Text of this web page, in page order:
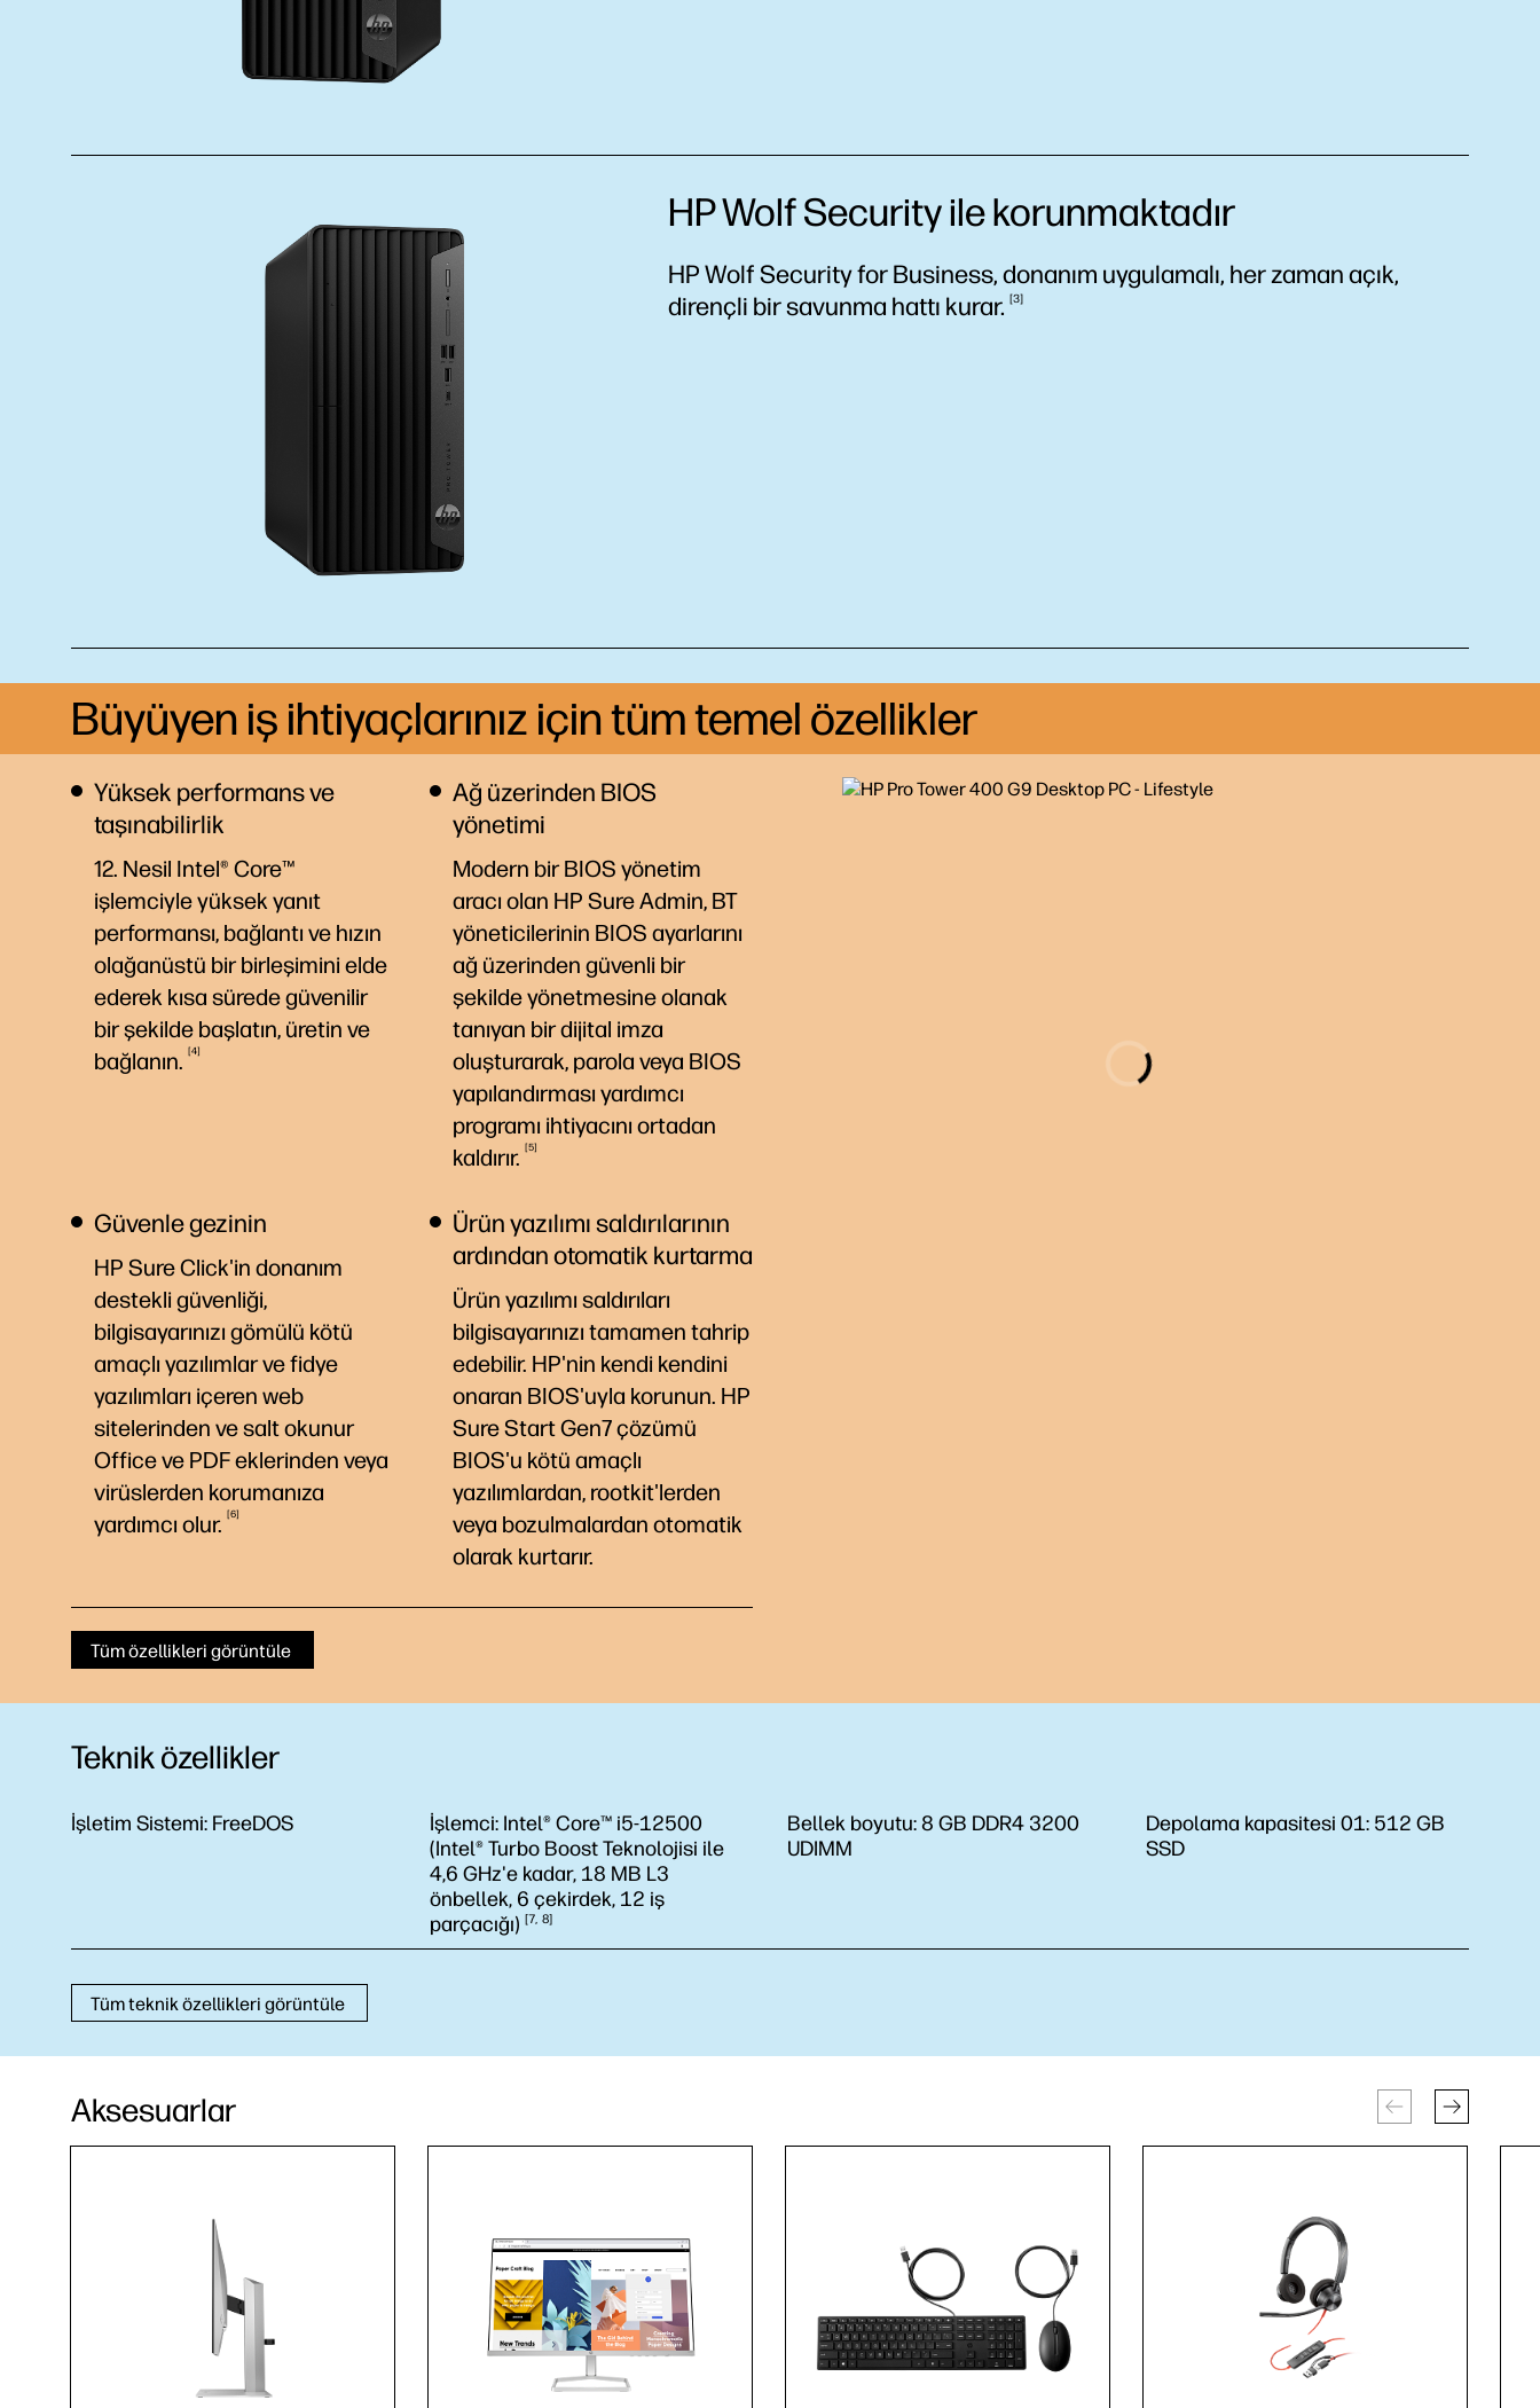
HP Wolf Security ile korunmaktadır
HP Wolf Security for Business, donanım uygulamalı, her zaman açık,
dirençli bir savunma hattı kurar. 3
Büyüyen iş ihtiyaçlarınız için tüm temel özellikler
Yüksek performans ve
taşınabilirlik
12. Nesil Intel® Core™
işlemciyle yüksek yanıt
performansı, bağlantı ve hızın
olağanüstü bir birleşimini elde
ederek kısa sürede güvenilir
bir şekilde başlatın, üretin ve
bağlanın.
4
Ağ üzerinden BIOS
yönetimi
Modern bir BIOS yönetim
aracı olan HP Sure Admin, BT
yöneticilerinin BIOS ayarlarını
ağ üzerinden güvenli bir
şekilde yönetmesine olanak
tanıyan bir dijital imza
oluşturarak, parola veya BIOS
yapılandırması yardımcı
programı ihtiyacını ortadan
kaldırır.
5
Güvenle gezinin
HP Sure Click'in donanım
destekli güvenliği,
bilgisayarınızı gömülü kötü
amaçlı yazılımlar ve fidye
yazılımları içeren web
sitelerinden ve salt okunur
Office ve PDF eklerinden veya
virüslerden korumanıza
yardımcı olur. 6
Ürün yazılımı saldırılarının
ardından otomatik kurtarma
Ürün yazılımı saldırıları
bilgisayarınızı tamamen tahrip
edebilir. HP'nin kendi kendini
onaran BIOS'uyla korunun. HP
Sure Start Gen7 çözümü
BIOS'u kötü amaçlı
yazılımlardan, rootkit'lerden
veya bozulmalardan otomatik
olarak kurtarır.
Tüm özellikleri görüntüle
Teknik özellikler
İşletim Sistemi: FreeDOS İşlemci: Intel® Core™ i5-12500
(Intel® Turbo Boost Teknolojisi ile
4,6 GHz'e kadar, 18 MB L3
önbellek, 6 çekirdek, 12 iş
parçacığı) 7 8
Bellek boyutu:8 GB DDR4 3200
UDIMM
Depolama kapasitesi 01: 512 GB
SSD
Tüm teknik özellikleri görüntüle
Aksesuarlar